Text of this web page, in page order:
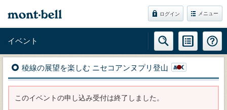
ログイン メニュー
イベント
稜線の展望を楽しむ ニセコアンヌプリ登山
このイベントの申し込み受付は終了しました。